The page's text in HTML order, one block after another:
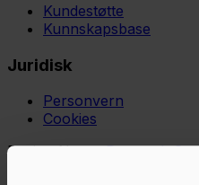
Kundestøtte
Kunnskapsbase
Juridisk
Personvern
Cookies
Region Norge Danmark